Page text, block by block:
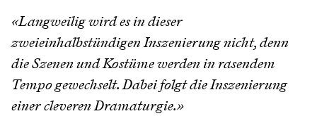
«Langweilig wird es in dieser
zweieinhalbstündigen Inszenierung nicht, denn
die Szenen und Kostüme werden in rasendem
Tempo gewechselt. Dabei folgt die Inszenierung
einer cleveren Dramaturgie.»